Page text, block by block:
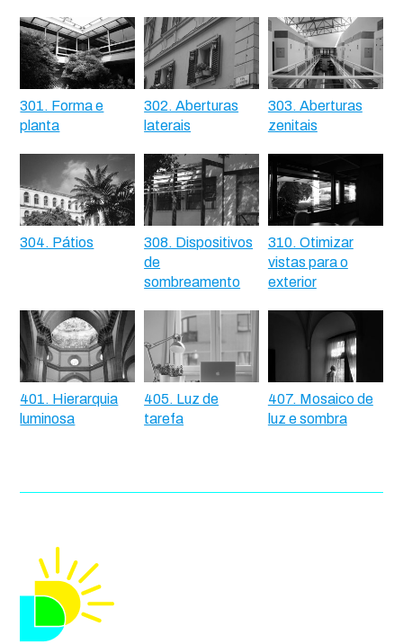
301. Forma e
planta
302. Aberturas
laterais
303. Aberturas
zenitais
304. Pátios
308. Dispositivos
de
sombreamento
310. Otimizar
vistas para o
exterior
401. Hierarquia
luminosa
405. Luz de
tarefa
407. Mosaico de
luz e sombra